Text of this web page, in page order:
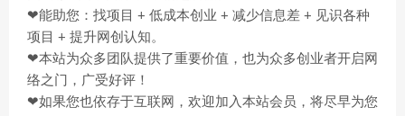
❤能助您：找项目 + 低成本创业 + 减少信息差 + 见识各种
项目 + 提升网创认知。
❤本站为众多团队提供了重要价值，也为众多创业者开启网
络之门，广受好评！
❤如果您也依存于互联网，欢迎加入本站会员，将尽早为您